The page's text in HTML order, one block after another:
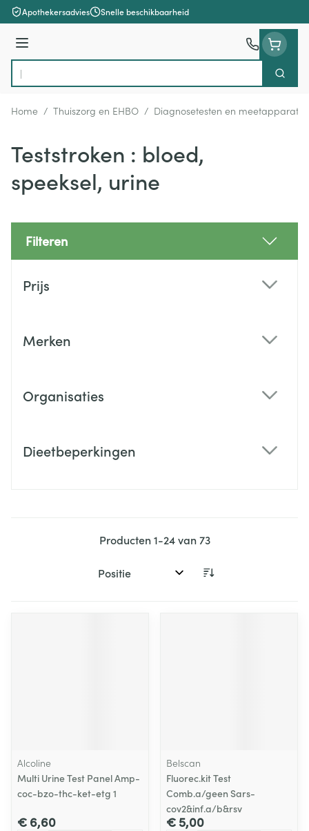
Ga naar de inhoud
Apothekersadvies Snelle beschikbaarheid
Menu
Product, merk, categorie...
Zoek
Home / Thuiszorg en EHBO / Diagnosetesten en
Teststroken : bloed,
speeksel, urine
Filteren
Prijs
Merken
Organisaties
Dieetbeperkingen
Producten1-24van73
Sorteer op:
Alcoline
Multi Urine Test Panel Amp-
coc-bzo-thc-ket-etg 1
€ 6,60
Belscan
Fluorec.kit Test
Comb.a/geen Sars-
cov2&inf.a/b&rsv
€ 5,00